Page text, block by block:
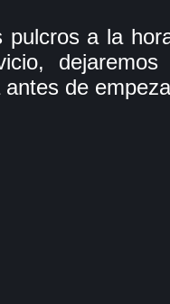
pulcros a la
antes de